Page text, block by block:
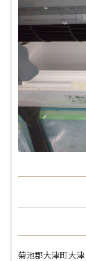
菊池郡大津町大